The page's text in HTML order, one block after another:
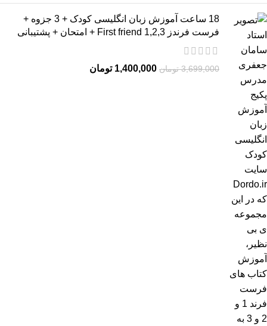
18 ساعت آموزش زبان انگلیسی کودک + 3 جزوه +
فرست فرندز 2,3,First friend 1 + امتحان + پشتیبانی
3,699,000 تومان 1,400,000 تومان